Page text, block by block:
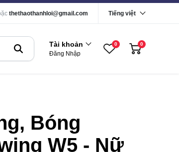
thethaothanhloi@gmail.com Tiếng việt
Tài khoản
Đăng Nhập
0 0
Bóng
W5 - Nữ